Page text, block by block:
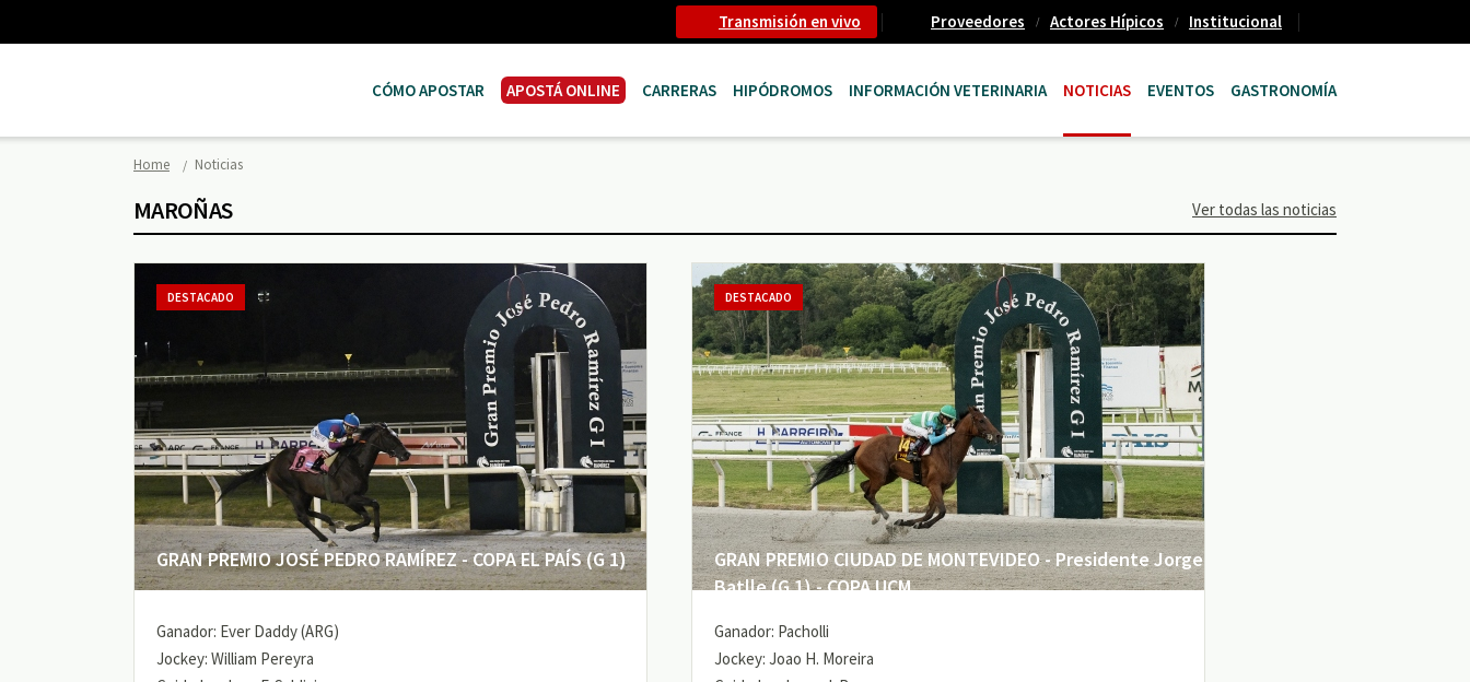
Transmisión en vivo Proveedores Actores Hípicos Institucional
CÓMO APOSTAR APOSTÁ ONLINE CARRERAS HIPÓDROMOS INFORMACIÓN VETERINARIA NOTICIAS EVENTOS GASTRONOMÍA
Home Noticias
MAROÑAS Ver todas las noticias
GRAN PREMIO JOSÉ PEDRO RAMÍREZ - COPA EL PAÍS (G 1)
DESTACADO
Ganador: Ever Daddy (ARG)
Jockey: William Pereyra
GRAN PREMIO CIUDAD DE MONTEVIDEO - Presidente Jorge
Batlle (G 1) - COPA UCM
DESTACADO
Ganador: Pacholli
Jockey: Joao H. Moreira